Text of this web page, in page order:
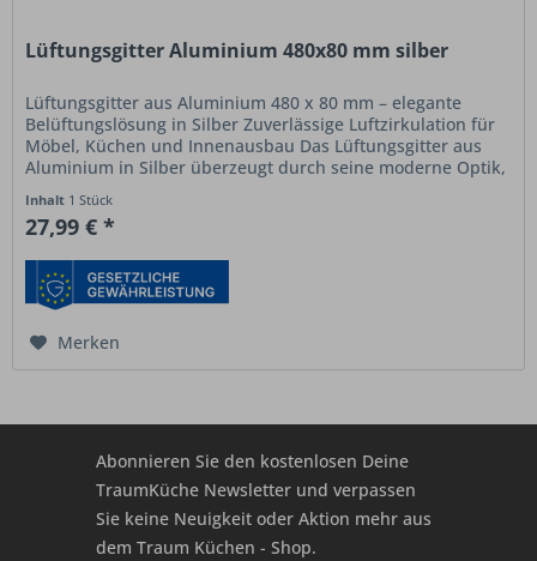
Lüftungsgitter Aluminium 480x80 mm silber
Lüftungsgitter aus Aluminium 480 x 80 mm – elegante
Belüftungslösung in Silber Zuverlässige Luftzirkulation für
Möbel, Küchen und Innenausbau Das Lüftungsgitter aus
Aluminium in Silber überzeugt durch seine moderne Optik,
Inhalt 1 Stück
27,99 € *
Merken
Abonnieren Sie den kostenlosen Deine
TraumKüche Newsletter und verpassen
Sie keine Neuigkeit oder Aktion mehr aus
dem Traum Küchen - Shop.